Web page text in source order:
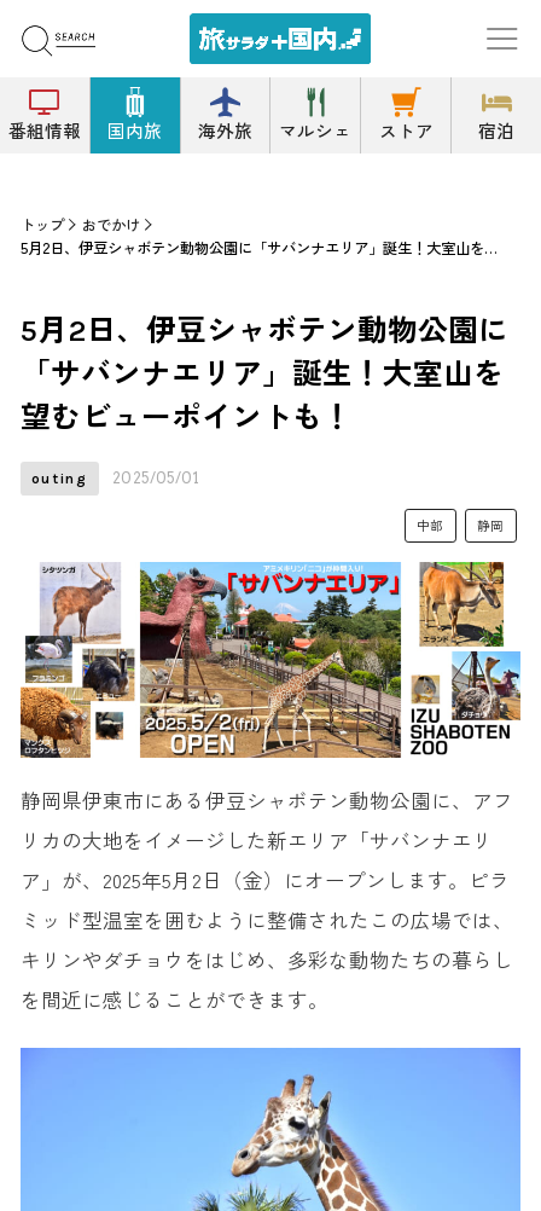
番組情報 国内旅 海外旅 マルシェ ストア 宿泊
トップ
おでかけ
5月2日、伊豆シャボテン動物公園に「サバンナエリア」誕生！大室山を望むビューポイントも！
5月2日、伊豆シャボテン動物公園に
「サバンナエリア」誕生！大室山を
望むビューポイントも！
outing 2025/05/01
中部 静岡
静岡県伊東市にある伊豆シャボテン動物公園に、アフ
リカの大地をイメージした新エリア「サバンナエリ
ア」が、2025年5月2日（金）にオープンします。ピラ
ミッド型温室を囲むように整備されたこの広場では、
キリンやダチョウをはじめ、多彩な動物たちの暮らし
を間近に感じることができます。